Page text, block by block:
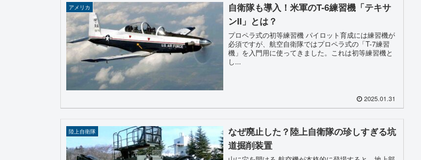
アメリカ
自衛隊も導入！米軍のT-6練習機「テキサ
ンII」とは？
プロペラ式の初等練習機 パイロット育成には練習機が
必須ですが、航空自衛隊ではプロペラ式の「T-7練習
機」を入門用に使ってきました。これは初等練習機と
し...
2025.01.31
陸上自衛隊
なぜ廃止した？陸上自衛隊の珍しすぎる坑
道掘削装置